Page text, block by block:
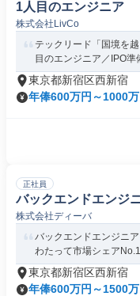
1人目のエンジニア
株式会社LivCo
テックリード「国境を
目のエンジニア／IPO準
東京都新宿区西新宿
年俸600万円～1000万
正社員
バックエンドエンジ
株式会社ディーバ
バックエンドエンジニ
わたって市場シェアNo.1
東京都新宿区西新宿
年俸600万円～1500万